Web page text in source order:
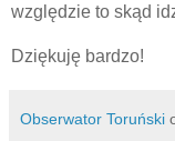
względzie to skąd
Dziękuję bardzo!
Obserwator Toruński